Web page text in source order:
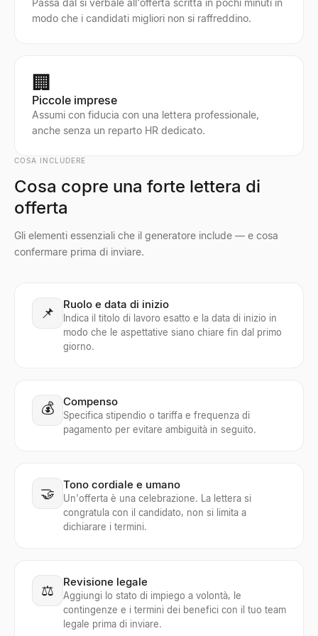
Passa dal sì verbale all'offerta scritta in pochi minuti in
modo che i candidati migliori non si raffreddino.
🏢
Piccole imprese
Assumi con fiducia con una lettera professionale,
anche senza un reparto HR dedicato.
COSA INCLUDERE
Cosa copre una forte lettera di
offerta
Gli elementi essenziali che il generatore include — e cosa
confermare prima di inviare.
📌
Ruolo e data di inizio
Indica il titolo di lavoro esatto e la data di inizio in
modo che le aspettative siano chiare fin dal primo
giorno.
💰 Compenso
Specifica stipendio o tariffa e frequenza di
pagamento per evitare ambiguità in seguito.
🤝
Tono cordiale e umano
Un'offerta è una celebrazione. La lettera si
congratula con il candidato, non si limita a
dichiarare i termini.
⚖️
Revisione legale
Aggiungi lo stato di impiego a volontà, le
contingenze e i termini dei benefici con il tuo team
legale prima di inviare.